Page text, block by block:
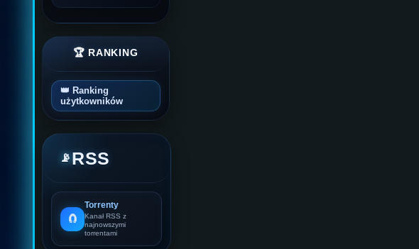
🏆 RANKING
👑 Ranking
użytkowników
📡RSS
🧲
Torrenty
Kanał RSS z
najnowszymi
torrentami